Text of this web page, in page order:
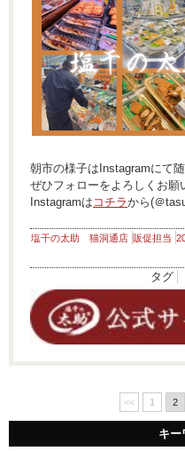
朝市の様子はInstagramにて
ぜひフォローをよろしくお願
Instagramは コチラから(＠
塩干の太助 猫洞通店 販促担当
タグ
<< 1 2
キー